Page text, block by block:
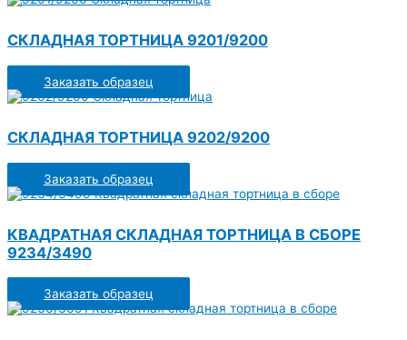
СКЛАДНАЯ ТОРТНИЦА 9201/9200
Заказать образец
СКЛАДНАЯ ТОРТНИЦА 9202/9200
Заказать образец
КВАДРАТНАЯ СКЛАДНАЯ ТОРТНИЦА В СБОРЕ
9234/3490
Заказать образец